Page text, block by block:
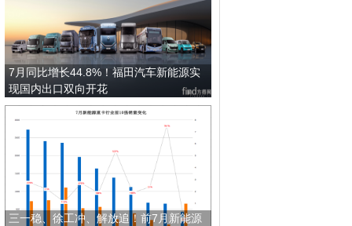
7月同比增长44.8%！福田汽车新能源实
现国内出口双向开花
三一稳、徐工冲、解放追！前7月新能源